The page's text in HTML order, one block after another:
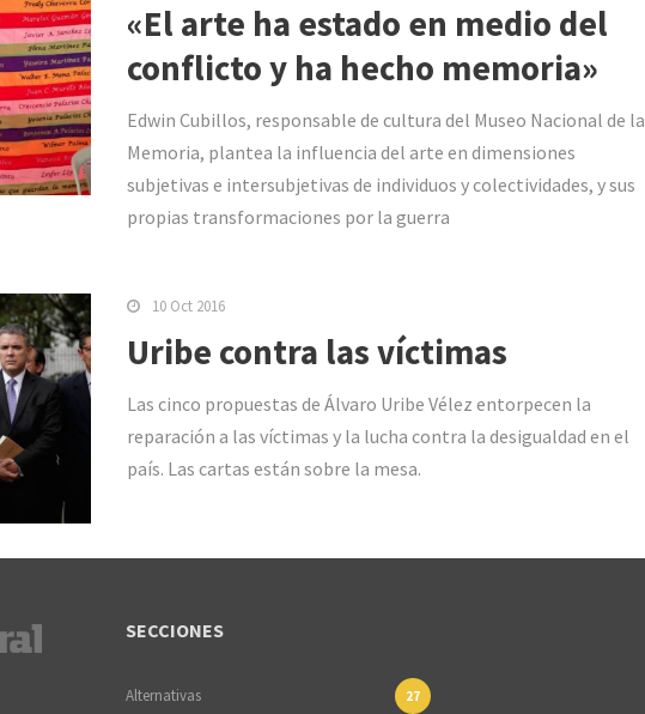
«El arte ha estado en medio del
conflicto y ha hecho memoria»
Edwin Cubillos, responsable de cultura del Museo Nacional de la
Memoria, plantea la influencia del arte en dimensiones
subjetivas e intersubjetivas de individuos y colectividades, y sus
propias transformaciones por la guerra
10 Oct 2016
Uribe contra las víctimas
Las cinco propuestas de Álvaro Uribe Vélez entorpecen la
reparación a las víctimas y la lucha contra la desigualdad en el
país. Las cartas están sobre la mesa.
SECCIONES
Alternativas 27